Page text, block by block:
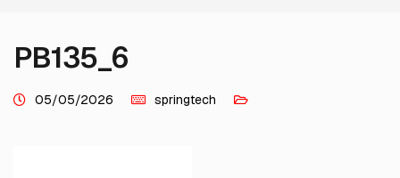
PB135_6
05/05/2026 springtech